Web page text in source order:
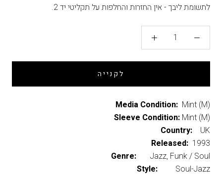
לתשומת ליבך - אין החזרות והחלפות על תקליטי יד 2.
לקנייה
Media Condition: Mint (M)
Sleeve Condition: Mint (M)
Country: UK
Released: 1993
Genre: Jazz, Funk / Soul
Style: Soul-Jazz